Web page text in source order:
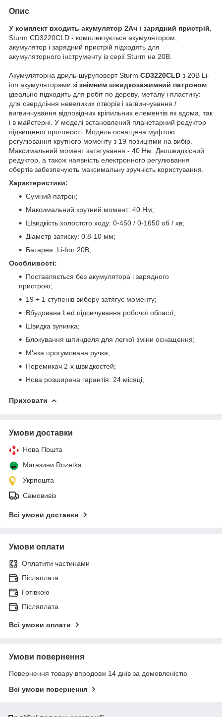
Опис
У комплект входить акумулятор 2Ач і зарядний пристрій.
Sturm CD3220CLD - комплектується акумулятором,
акумулятор і зарядний пристрій підходять для
акумуляторного інструменту із серії Sturm на 20В.
Акумуляторна дриль-шуруповерт Sturm CD3220CLD з 20В Li-
ion акумуляторами зі знімним швидкозажимний патроном
ідеально підходить для робіт по дереву, металу і пластику:
для свердління невеликих отворів і загвинчування /
вигвинчування відповідних кріпильних елементів як вдома, так
і в майстерні. У моделі встановлений планетарний редуктор
підвищеної прочтності. Модель оснащена муфтою
регулювання крутного моменту з 19 позиціями на вибір.
Максимальний момент затягування - 40 Нм. Двошвидкісний
редуктор, а також наявність електронного регулювання
обертів забезпечують максимальну зручність користування.
Характеристики:
Сумний патрон;
Максимальний крутний момент: 40 Нм;
Швидкість холостого ходу: 0-450 / 0-1650 об / хв;
Діаметр затиску: 0.8-10 мм;
Батарея: Li-Ion 20В;
Особливості:
Поставляється без акумулятора і зарядного
пристрою;
19 + 1 ступенів вибору затягує моменту;
Вбудована Led підсвічування робочої області;
Швидка зупинка;
Блокування шпинделя для легкої зміни оснащення;
М'яка прогумована ручка;
Перемикач 2-х швидкостей;
Нова розширена гарантія: 24 місяці;
Приховати
Умови доставки
Нова Пошта
Магазини Rozetka
Укрпошта
Самовивіз
Всі умови доставки
Умови оплати
Оплатити частинами
Післяплата
Готівкою
Післяплата
Всі умови оплати
Умови повернення
Повернення товару впродовж 14 днів за домовленістю
Всі умови повернення